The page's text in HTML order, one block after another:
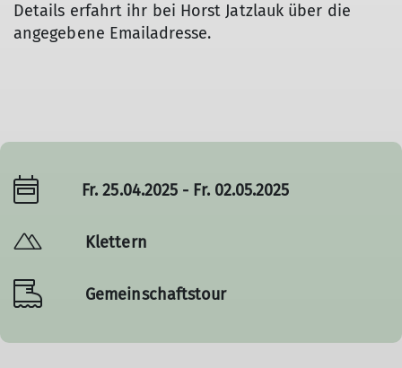
Details erfahrt ihr bei Horst Jatzlauk über die
angegebene Emailadresse.
Fr. 25.04.2025 - Fr. 02.05.2025
Klettern
Gemeinschaftstour